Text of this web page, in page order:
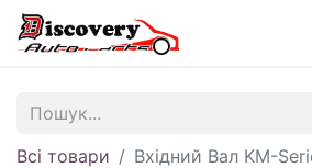
Всі товари Вхідний Вал KM-